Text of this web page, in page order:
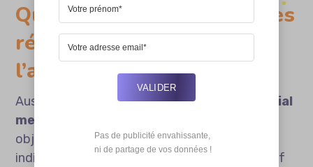
Quel rôle joue l’analyse des
résultats dans
l’amélioration continue ?
Aussi pertinente soit-elle, unestratégie social
media
objective. Mesurer la performance est
indispensable pour rester compétitif et réactif
VALIDER
Pas de publicité envahissante,
ni de partage de vos données !